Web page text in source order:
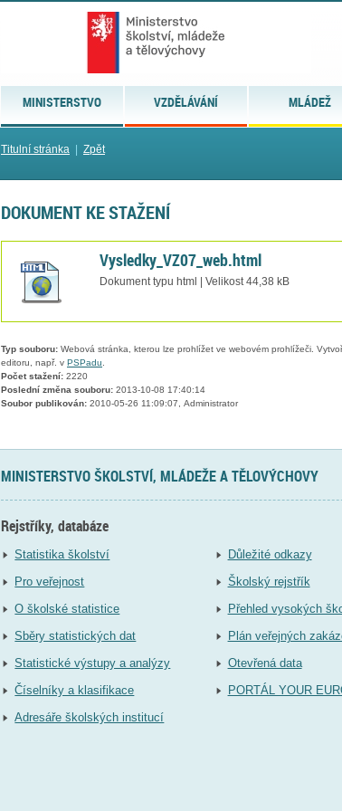
MINISTERSTVO VZDĚLÁVÁNÍ MLÁDEŽ
Titulní stránka Zpět
DOKUMENT KE STAŽENÍ
Vysledky_VZ07_web.html
Dokument typu html | Velikost 44,38 kB
Typ souboru: Webová stránka, kterou lze prohlížet ve webovém prohlížeči.
editoru, např. v PSPadu.
Počet stažení: 2220
Poslední změna souboru: 2013-10-08 17:40:14
Soubor publikován: 2010-05-26 11:09:07, Administrator
MINISTERSTVO ŠKOLSTVÍ, MLÁDEŽE A TĚLOVÝCHOVY
Rejstříky, databáze
Statistika školství
Pro veřejnost
O školské statistice
Sběry statistických dat
Statistické výstupy a analýzy
Číselníky a klasifikace
Adresáře školských institucí
Důležité odkazy
Školský rejstřík
Přehled vysokých
Plán veřejných
Otevřená data
PORTÁL YOUR